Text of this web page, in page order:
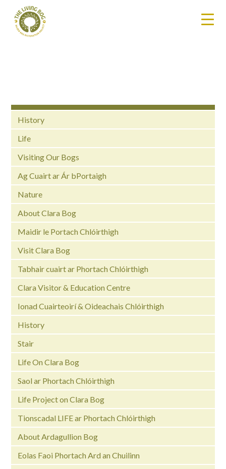
History
Life
Visiting Our Bogs
Ag Cuairt ar Ár bPortaigh
Nature
About Clara Bog
Maidir le Portach Chlóirthigh
Visit Clara Bog
Tabhair cuairt ar Phortach Chlóirthigh
Clara Visitor & Education Centre
Ionad Cuairteoirí & Oideachais Chlóirthigh
History
Stair
Life On Clara Bog
Saol ar Phortach Chlóirthigh
Life Project on Clara Bog
Tionscadal LIFE ar Phortach Chlóirthigh
About Ardagullion Bog
Eolas Faoi Phortach Ard an Chuilinn